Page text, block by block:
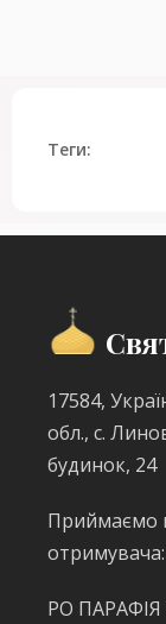
Теги:
17584,
обл., с.
будинок, 24
Приймаємо
отримувача:
РО